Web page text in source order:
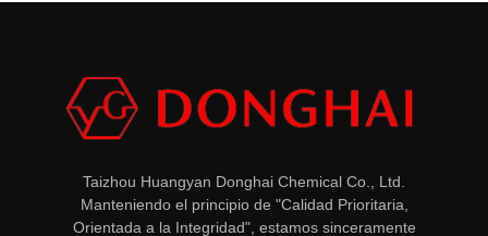
Taizhou Huangyan Donghai Chemical Co., Ltd.
Manteniendo el principio de "Calidad Prioritaria,
Orientada a la Integridad", estamos sinceramente